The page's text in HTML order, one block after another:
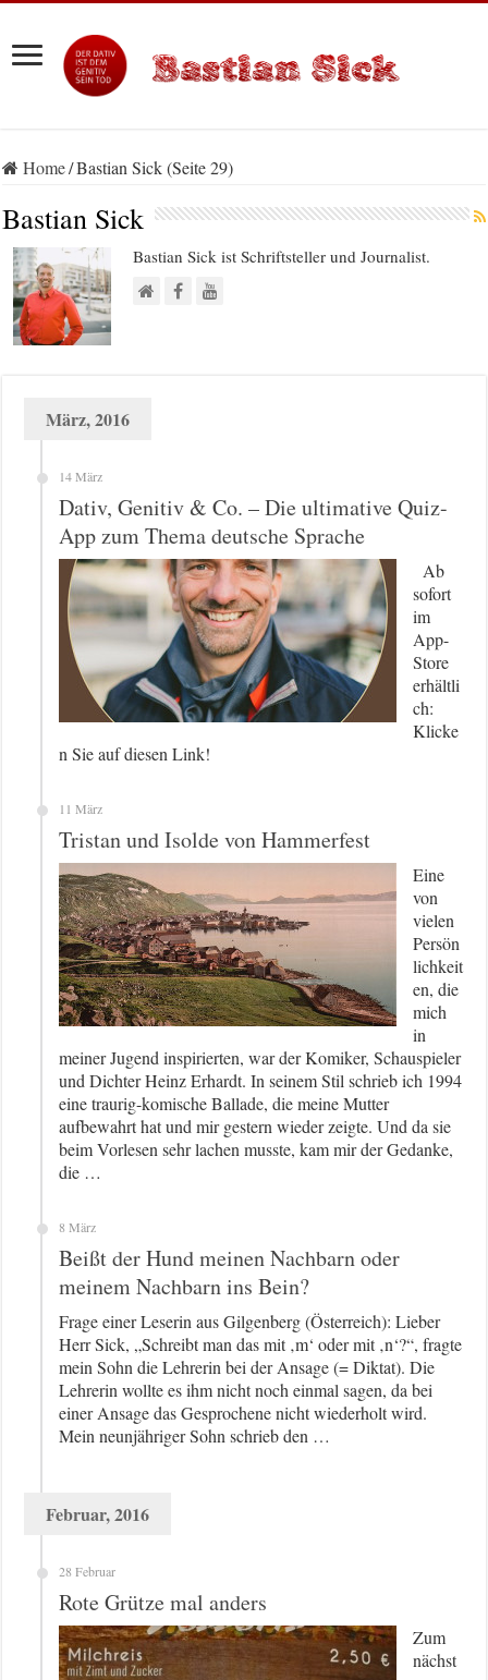
Home/Bastian Sick (Seite 29)
Bastian Sick
Bastian Sick ist Schriftsteller und Journalist.
März, 2016
14 März
Dativ, Genitiv & Co. – Die ultimative Quiz-
App zum Thema deutsche Sprache
Ab
sofort
im
App-
Store
erhältli
ch:
Klicke
n Sie auf diesen Link!
11 März
Tristan und Isolde von Hammerfest
Eine
von
vielen
Persön
lichkeit
en, die
mich
in
meiner Jugend inspirierten, war der Komiker, Schauspieler
und Dichter Heinz Erhardt. In seinem Stil schrieb ich 1994
eine traurig-komische Ballade, die meine Mutter
aufbewahrt hat und mir gestern wieder zeigte. Und da sie
beim Vorlesen sehr lachen musste, kam mir der Gedanke,
die …
8 März
Beißt der Hund meinen Nachbarn oder
meinem Nachbarn ins Bein?
Frage einer Leserin aus Gilgenberg (Österreich): Lieber
Herr Sick, „Schreibt man das mit ‚m‘ oder mit ‚n‘?“, fragte
mein Sohn die Lehrerin bei der Ansage (= Diktat). Die
Lehrerin wollte es ihm nicht noch einmal sagen, da bei
einer Ansage das Gesprochene nicht wiederholt wird.
Mein neunjähriger Sohn schrieb den …
Februar, 2016
28 Februar
Rote Grütze mal anders
Zum
nächst